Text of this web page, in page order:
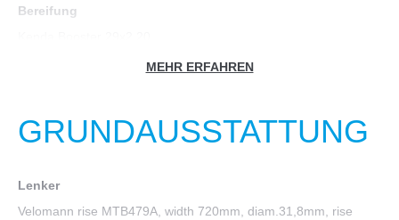
Bereifung
Kurbelgarnitur
Kassette
MEHR ERFAHREN
GRUNDAUSSTATTUNG
Lenker
Velomann rise MTB479A, width 720mm, diam.31,8mm, rise